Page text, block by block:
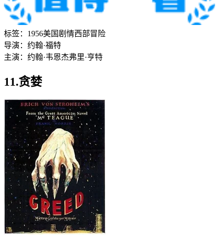
标签： 1956美国 剧情西部冒险
导演： 约翰·福特
主演： 约翰·韦恩杰弗里·亨特
11.贪婪